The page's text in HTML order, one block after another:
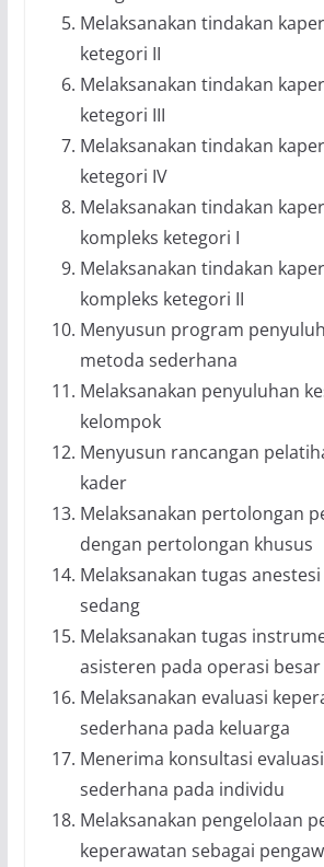
Melaksanakan tindakan
ketegori II
Melaksanakan tindakan
ketegori III
Melaksanakan tindakan
ketegori IV
Melaksanakan tindakan
kompleks ketegori I
Melaksanakan tindakan
kompleks ketegori II
Menyusun program
metoda sederhana
Melaksanakan penyuluhan
kelompok
Menyusun rancangan
kader
Melaksanakan pertolongan
dengan pertolongan khusus
Melaksanakan tugas
sedang
Melaksanakan tugas
asisteren pada operasi besar
Melaksanakan evaluasi
sederhana pada keluarga
Menerima konsultasi
sederhana pada individu
Melaksanakan pengelolaan
keperawatan sebagai